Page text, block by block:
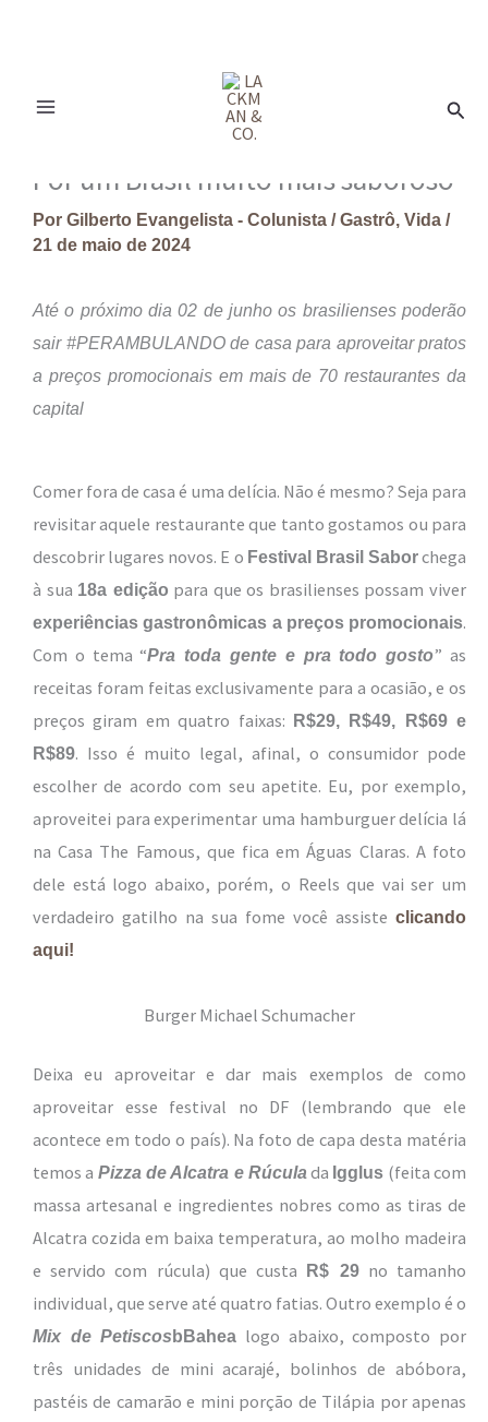
Por um Brasil muito mais saboroso
Por Gilberto Evangelista - Colunista /Gastrô, Vida /
21 de maio de 2024
Até o próximo dia 02 de junho os brasilienses poderão
sair #PERAMBULANDO de casa para aproveitar pratos
a preços promocionais em mais de 70 restaurantes da
capital
Comer fora de casa é uma delícia. Não é mesmo? Seja para
revisitar aquele restaurante que tanto gostamos ou para
descobrir lugares novos. E o Festival Brasil Saborchega
à sua 18a edição para que os brasilienses possam viver
experiências gastronômicas a preços promocionais.
Com o tema “Pra toda gente e pra todo gosto” as
receitas foram feitas exclusivamente para a ocasião, e os
preços giram em quatro faixas: R$29, R$49, R$69 e
R$89. Isso é muito legal, afinal, o consumidor pode
escolher de acordo com seu apetite. Eu, por exemplo,
aproveitei para experimentar uma hamburguer delícia lá
na Casa The Famous, que fica em Águas Claras. A foto
dele está logo abaixo, porém, o Reels que vai ser um
verdadeiro gatilho na sua fome você assiste clicando
aqui!
Burger Michael Schumacher
Deixa eu aproveitar e dar mais exemplos de como
aproveitar esse festival no DF (lembrando que ele
acontece em todo o país). Na foto de capa desta matéria
temos a Pizza de Alcatra e Rúculada Igglus (feita com
massa artesanal e ingredientes nobres como as tiras de
Alcatra cozida em baixa temperatura, ao molho madeira
e servido com rúcula) que custa
R$ 29no tamanho
individual, que serve até quatro fatias. Outro exemplo é o
Mix de Petiscos bBahea logo abaixo, composto por
três unidades de mini acarajé, bolinhos de abóbora,
pastéis de camarão e mini porção de Tilápia por apenas